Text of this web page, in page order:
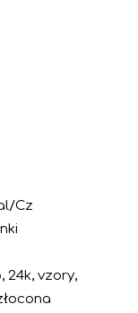
Cz
, 24k, vzory,